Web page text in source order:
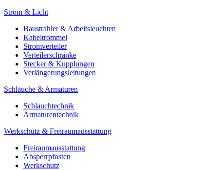
Strom & Licht
Baustrahler & Arbeitsleuchten
Kabeltrommel
Stromverteiler
Verteilerschränke
Stecker & Kupplungen
Verlängerungs­leitungen
Schläuche & Armaturen
Schlauchtechnik
Armaturentechnik
Werkschutz & Freiraumausstattung
Freiraumausstattung
Absperrpfosten
Werkschutz